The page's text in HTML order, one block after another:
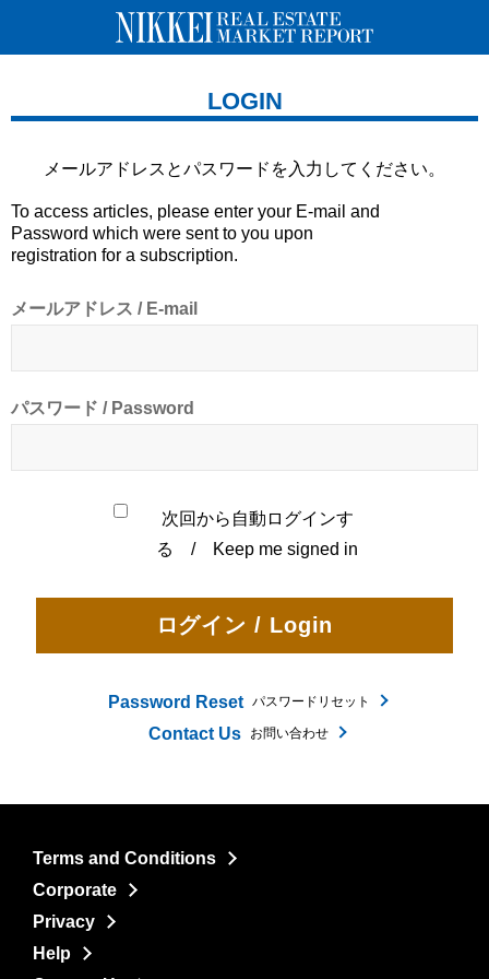
LOGIN
メールアドレスとパスワードを 入力してください。
To access articles, please enter your E-mail and
Password which were sent to you upon
registration for a subscription.
メールアドレス / E-mail
パスワード / Password
次回から自動ログインす
る / Keep me signed in
Password Reset パスワードリセット
Contact Us お問い合わせ
Terms and Conditions
Corporate
Privacy
Help